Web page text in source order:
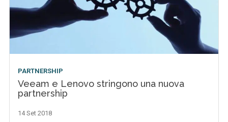
PARTNERSHIP
Veeam e Lenovo stringono una nuova
partnership
14 Set 2018